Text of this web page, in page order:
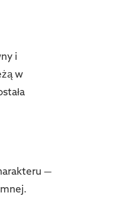
i
w
—